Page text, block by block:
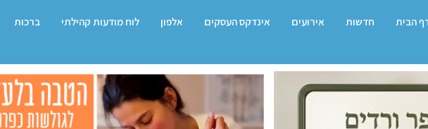
הבית חדשות אירועים אינדקס העסקים אלפון לוח מודעות קהילתי ברכות